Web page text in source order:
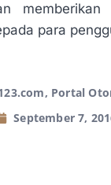
memberikan
para
, Portal
September 7,